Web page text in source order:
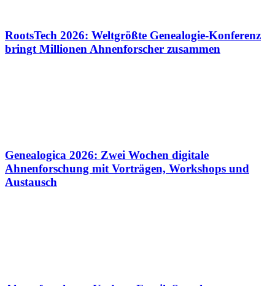
RootsTech 2026: Weltgrößte Genealogie-Konferenz
bringt Millionen Ahnenforscher zusammen
Genealogica 2026: Zwei Wochen digitale
Ahnenforschung mit Vorträgen, Workshops und
Austausch